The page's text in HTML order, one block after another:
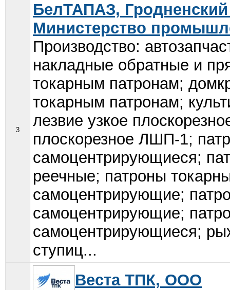
3
БелТАПАЗ,
Министерство
Производство:
накладные обратные и
токарным патронам;
токарным патронам;
лезвие узкое
плоскорезное ЛШП-1;
самоцентрирующиеся;
реечные; патроны
самоцентрирующие;
самоцентрирующие;
самоцентрирующиеся;
ступиц...
Веста ТПК, ООО